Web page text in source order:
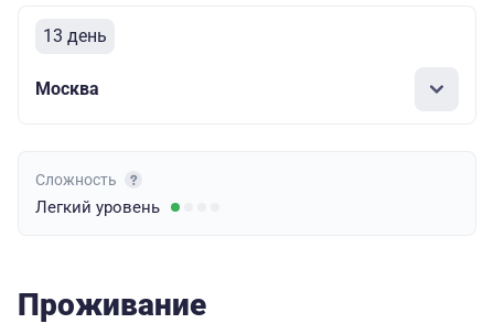
13 день
Москва
Сложность
Легкий уровень
Проживание